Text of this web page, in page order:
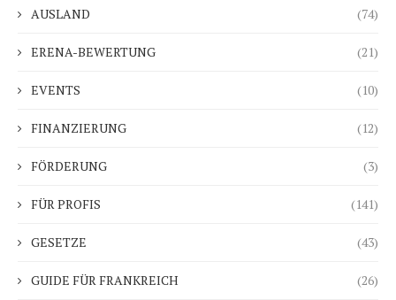
AUSLAND (74)
ERENA-BEWERTUNG (21)
EVENTS (10)
FINANZIERUNG (12)
FÖRDERUNG (3)
FÜR PROFIS (141)
GESETZE (43)
GUIDE FÜR FRANKREICH (26)